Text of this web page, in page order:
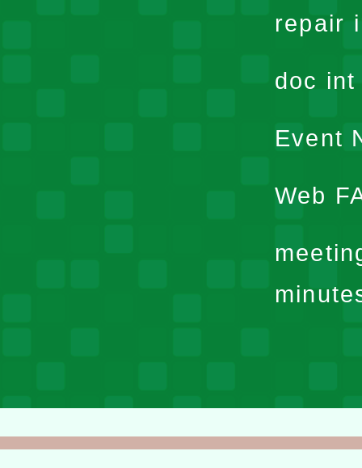
repair
doc
Event
Web